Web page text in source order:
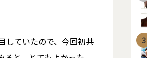
していたので、今回初共
3